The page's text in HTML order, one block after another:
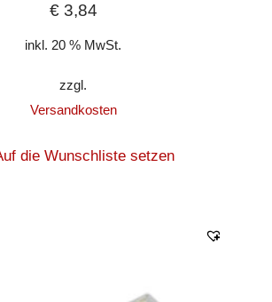
€3,84
inkl. 20 % MwSt.
zzgl.
Versandkosten
die Wunschliste setzen